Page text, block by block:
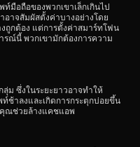
มือถือของพวกเขาเล็กเกินไป
อาจสัมผัสตั้งค่าบางอย่างโดย
ถูกต้อง แต่การตั้งค่าสมาร์ทโฟน
รณ์นี้ พวกเขามักต้องการความ
ม ซึ่งในระยะยาวอาจทำให้
าลงและเกิดการกระตุกบ่อยขึ้น
คุณช่วยล้างแคชแอพ